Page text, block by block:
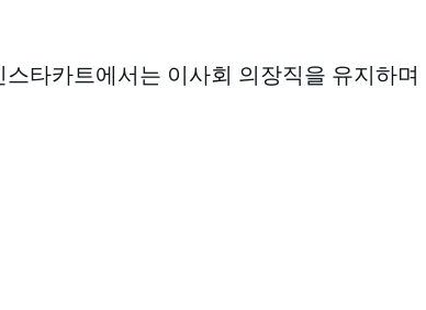
타카트에서는 이사회 의장직을 유지하며